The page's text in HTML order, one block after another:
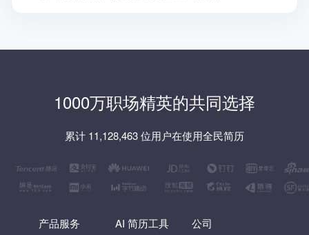
1000万职场精英的共同选择
累计 11,128,463 位用户在使用全民简历
产品服务 AI 简历工具 公司